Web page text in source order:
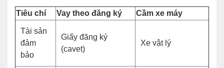
Tiêu chí Vay theo đăng ký Cầm xe máy
Tài sản
đảm
bảo
Giấy đăng ký
(cavet)
Xe vật lý